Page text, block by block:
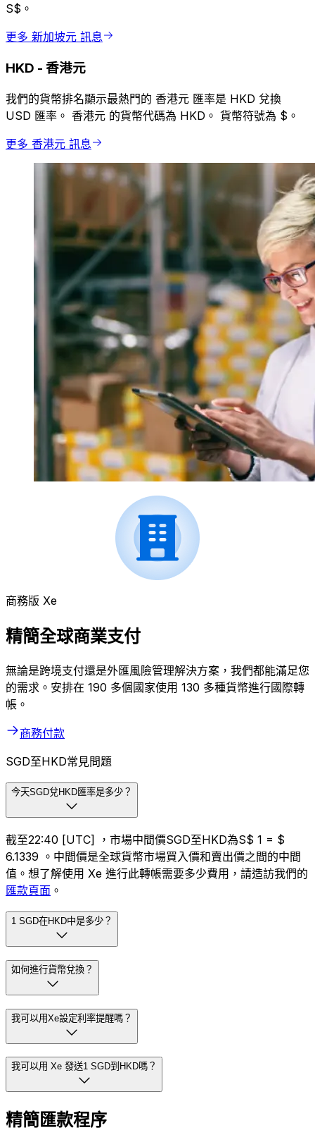
S$。
更多 新加坡元 訊息
HKD - 香港元
我們的貨幣排名顯示最熱門的 香港元 匯率是 HKD 兌換
USD 匯率。 香港元 的貨幣代碼為 HKD。 貨幣符號為 $。
更多 香港元 訊息
商務版 Xe
精簡全球商業支付
無論是跨境支付還是外匯風險管理解決方案，我們都能滿足您
的需求。安排在 190 多個國家使用 130 多種貨幣進行國際轉
帳。
商務付款
SGD至HKD常見問題
今天SGD兌HKD匯率是多少？
截至22:40 [UTC] ，市場中間價SGD至HKD為S$ 1 = $
6.1339 。中間價是全球貨幣市場買入價和賣出價之間的中間
值。想了解使用 Xe 進行此轉帳需要多少費用，請造訪我們的
匯款頁面 。
1 SGD在HKD中是多少？
如何進行貨幣兌換？
我可以用Xe設定利率提醒嗎？
我可以用 Xe 發送1 SGD到HKD嗎？
精簡匯款程序